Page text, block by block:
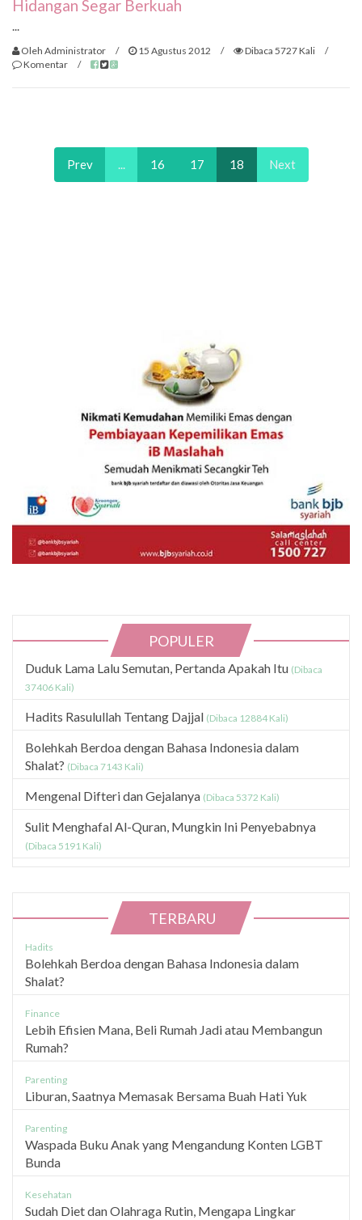
Hidangan Segar Berkuah
...
Oleh Administrator / 15 Agustus 2012 / Dibaca 5727 Kali
/
Komentar
/
Prev ... 16 17 18 Next
POPULER
Duduk Lama Lalu Semutan, Pertanda Apakah Itu (Dibaca
37406 Kali)
Hadits Rasulullah Tentang Dajjal (Dibaca 12884 Kali)
Bolehkah Berdoa dengan Bahasa Indonesia dalam
Shalat? (Dibaca 7143 Kali)
Mengenal Difteri dan Gejalanya (Dibaca 5372 Kali)
Sulit Menghafal Al-Quran, Mungkin Ini Penyebabnya
(Dibaca 5191 Kali)
TERBARU
Hadits
Bolehkah Berdoa dengan Bahasa Indonesia dalam
Shalat?
Finance
Lebih Efisien Mana, Beli Rumah Jadi atau Membangun
Rumah?
Parenting
Liburan, Saatnya Memasak Bersama Buah Hati Yuk
Parenting
Waspada Buku Anak yang Mengandung Konten LGBT
Bunda
Kesehatan
Sudah Diet dan Olahraga Rutin, Mengapa Lingkar